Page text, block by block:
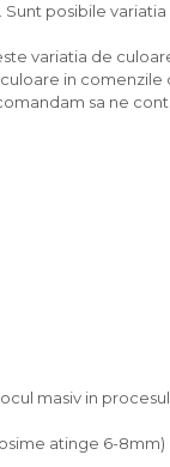
posibile
variatia de
in comenzile
sa ne
masiv in
atinge 6-8mm)